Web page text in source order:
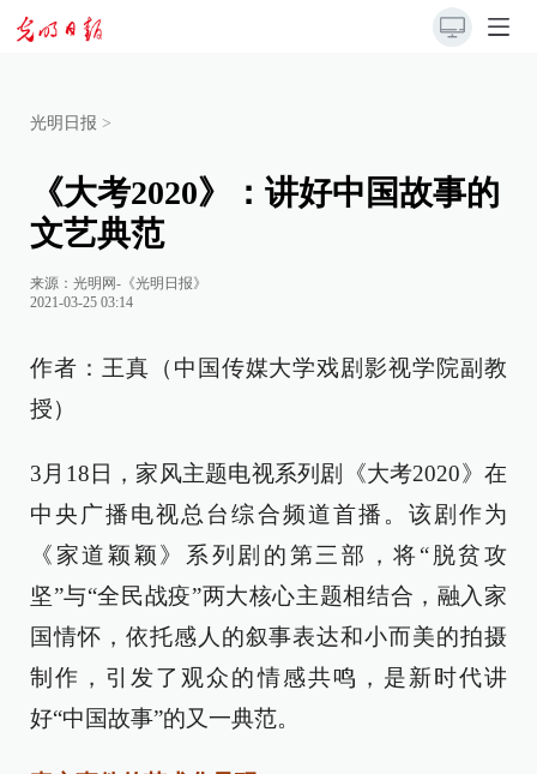
光明日报 >
《大考2020》：讲好中国故事的
文艺典范
来源： 光明网-《光明日报》
2021-03-25 03:14
作者：王真（中国传媒大学戏剧影视学院副教
授）
3月18日，家风主题电视系列剧《大考2020》在
中央广播电视总台综合频道首播。该剧作为
《家道颖颖》系列剧的第三部，将“脱贫攻
坚”与“全民战疫”两大核心主题相结合，融入家
国情怀，依托感人的叙事表达和小而美的拍摄
制作，引发了观众的情感共鸣，是新时代讲
好“中国故事”的又一典范。